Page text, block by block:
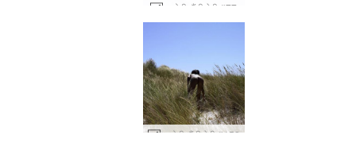
नाओमी सैंडी बेबी #77
नाओमी सैंडी बेबी #152